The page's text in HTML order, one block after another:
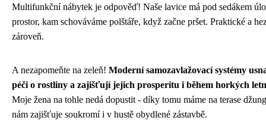
Multifunkční nábytek je odpověď! Naše lavice má pod sedákem
prostor, kam schováváme polštáře, když začne pršet. Praktické a
zároveň.
A nezapomeňte na zeleň! Moderní samozavlažovací systémy
péči o rostliny a zajišťují jejich prosperitu i během horkých
Moje žena na tohle nedá dopustit - díky tomu máme na terase
nám zajišťuje soukromí i v hustě obydlené zástavbě.